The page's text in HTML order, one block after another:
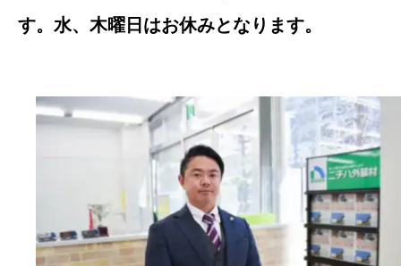
す。水、木曜日はお休みとなります。